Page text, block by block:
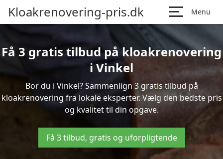
Kloakrenovering-pris.dk Menu
Få 3 gratis tilbud på kloakrenovering
i Vinkel
Bor du i Vinkel? Sammenlign 3 gratis tilbud på
kloakrenovering fra lokale eksperter. Vælg den bedste pris
og kvalitet til din opgave.
Få 3 tilbud, gratis og uforpligtende